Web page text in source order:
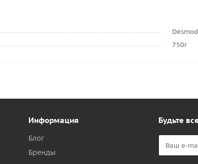
750г
Информация
Блог
Бренды
Будьте